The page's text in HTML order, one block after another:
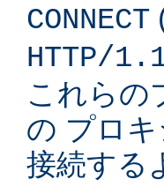
CONNECT
HTTP/
これらの
の プロ
接続する